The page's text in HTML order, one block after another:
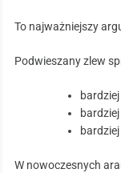
To najważniejszy
Podwieszany zlew
W nowoczesnych